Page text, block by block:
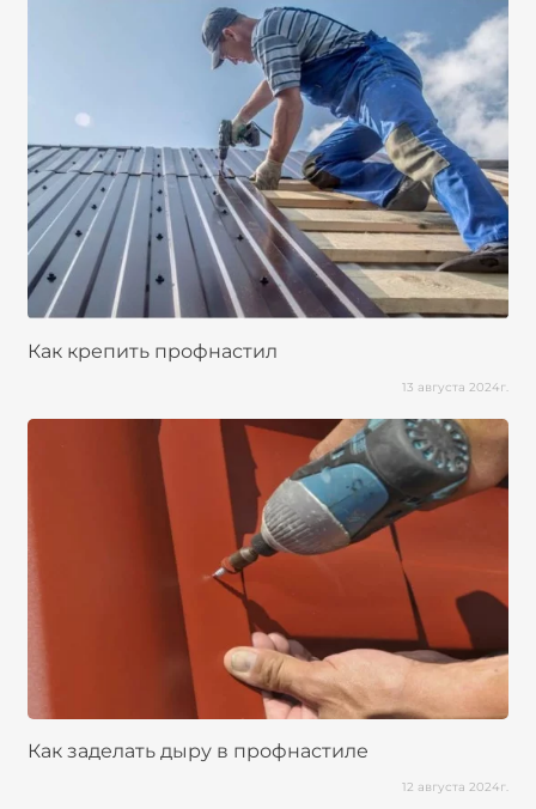
Как крепить профнастил
13 августа 2024г.
Как заделать дыру в профнастиле
12 августа 2024г.